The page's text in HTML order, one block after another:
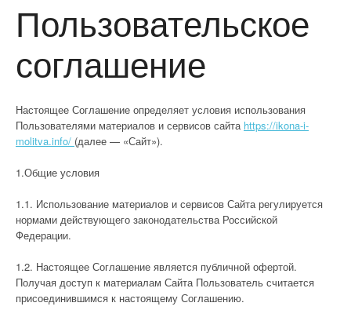
Пользовательское
соглашение
Настоящее Соглашение определяет условия использования
Пользователями материалов и сервисов сайта https://ikona-i-
molitva.info/ (далее — «Сайт»).
1.Общие условия
1.1. Использование материалов и сервисов Сайта регулируется
нормами действующего законодательства Российской
Федерации.
1.2. Настоящее Соглашение является публичной офертой.
Получая доступ к материалам Сайта Пользователь считается
присоединившимся к настоящему Соглашению.